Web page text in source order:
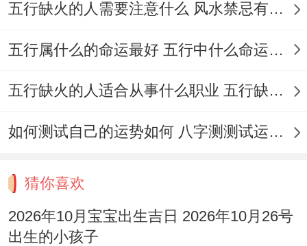
根據當日吉時安排活動更為穩妥。
2026年10月25日
光，旅行出行、結婚嫁娶，求醫、治病，動
土、破土，入學、起基，掃捨、竖柱，上
梁、開倉，出貨財、置產，栽種、牧養，開
五行缺火的人需要注意什么 风水禁忌有哪些
五行属什么的命运最好 五行中什么命运势旺盛
五行缺火的人适合从事什么职业 五行缺火的人适合从事的职业有哪些
如何测试自己的运势如何 八字测测试运运程
猜你喜欢
2026年10月宝宝出生吉日 2026年10月26号
出生的小孩子